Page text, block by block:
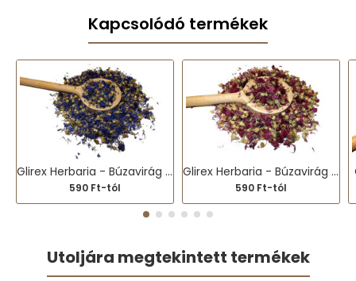
Kapcsolódó termékek
Glirex Herbaria - Búzavirág kék
590 Ft-tól
Glirex Herbaria - Búzavirág vörös
590 Ft-tól
Utoljára megtekintett termékek